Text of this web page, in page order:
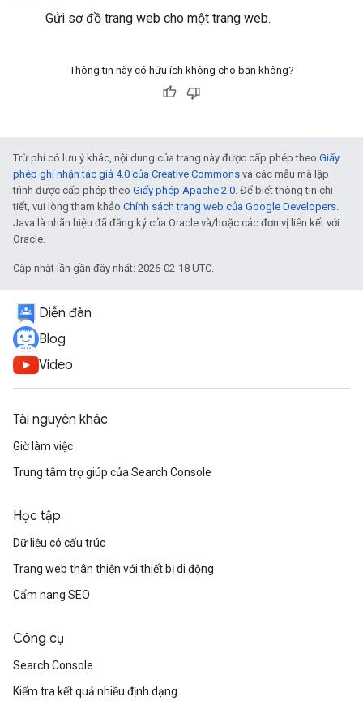
Gửi sơ đồ trang web cho một trang web.
Thông tin này có hữu ích không cho bạn không?
Trừ phi có lưu ý khác, nội dung của trang này được cấp phép theo Giấy
phép ghi nhận tác giả 4.0 của Creative Commons và các mẫu mã lập
trình được cấp phép theo Giấy phép Apache 2.0. Để biết thông tin chi
tiết, vui lòng tham khảo Chính sách trang web của Google Developers.
Java là nhãn hiệu đã đăng ký của Oracle và/hoặc các đơn vị liên kết với
Oracle.
Cập nhật lần gần đây nhất: 2026-02-18 UTC.
Diễn đàn
Blog
Video
Tài nguyên khác
Giờ làm việc
Trung tâm trợ giúp của Search Console
Học tập
Dữ liệu có cấu trúc
Trang web thân thiện với thiết bị di động
Cẩm nang SEO
Công cụ
Search Console
Kiểm tra kết quả nhiều định dạng